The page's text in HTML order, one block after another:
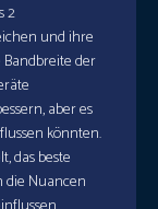
2
und ihre
der
aber es
könnten.
das beste
die Nuancen